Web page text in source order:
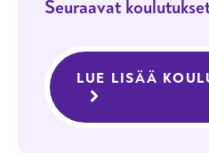
Seuraavat
Kartonki- ja
kemia ja hallinta,
10.–11.11.2026
LÄHIOPISKELU
LUE LISÄÄ